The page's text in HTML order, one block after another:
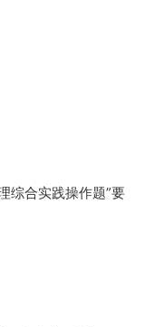
综合实践操作题”要